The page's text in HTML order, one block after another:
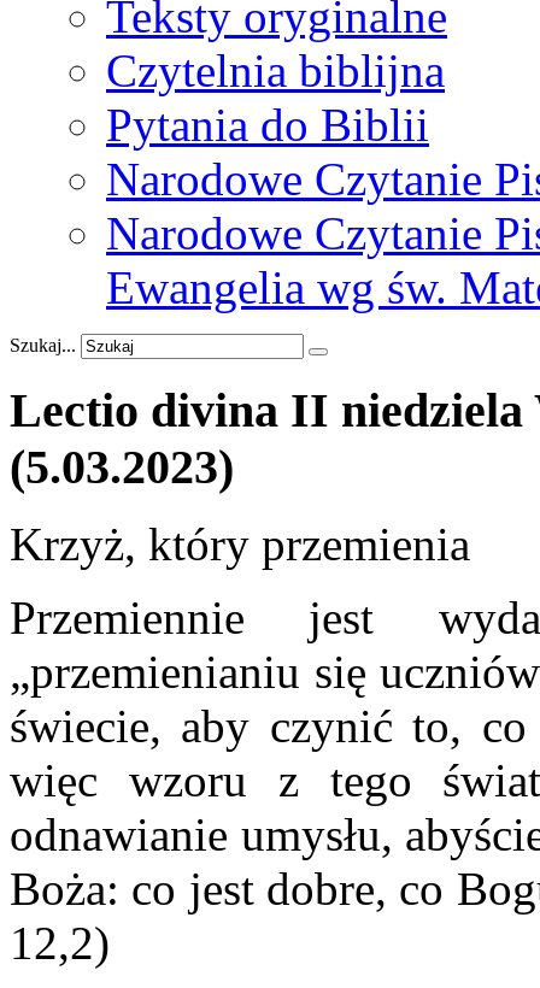
Teksty oryginalne
Czytelnia biblijna
Pytania do Biblii
Narodowe Czytanie
Narodowe Czytanie
Ewangelia wg św.
Szukaj...
Lectio divina II niedziela
(5.03.2023)
Krzyż, który przemienia
Przemiennie jest
„przemienianiu się
świecie, aby czynić to,
więc wzoru z tego
odnawianie umysłu,
Boża: co jest dobre, co
12,2)